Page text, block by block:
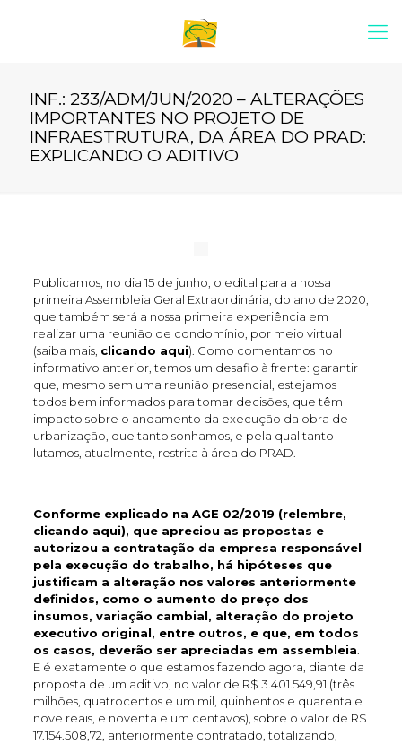
INF.: 233/ADM/JUN/2020 – ALTERAÇÕES
IMPORTANTES NO PROJETO DE
INFRAESTRUTURA, DA ÁREA DO PRAD:
EXPLICANDO O ADITIVO
Publicamos, no dia 15 de junho, o edital para a nossa
primeira Assembleia Geral Extraordinária, do ano de 2020,
que também será a nossa primeira experiência em
realizar uma reunião de condomínio, por meio virtual
(saiba mais, clicando aqui). Como comentamos no
informativo anterior, temos um desafio à frente: garantir
que, mesmo sem uma reunião presencial, estejamos
todos bem informados para tomar decisões, que têm
impacto sobre o andamento da execução da obra de
urbanização, que tanto sonhamos, e pela qual tanto
lutamos, atualmente, restrita à área do PRAD.
Conforme explicado na AGE 02/2019 (relembre,
clicando aqui), que apreciou as propostas e
autorizou a contratação da empresa responsável
pela execução do trabalho, há hipóteses que
justificam a alteração nos valores anteriormente
definidos, como o aumento do preço dos
insumos, variação cambial, alteração do projeto
executivo original, entre outros, e que, em todos
os casos, deverão ser apreciadas em assembleia
E é exatamente o que estamos fazendo agora, diante da
proposta de um aditivo, no valor de R$ 3.401.549,91 (três
milhões, quatrocentos e um mil, quinhentos e quarenta e
nove reais, e noventa e um centavos), sobre o valor de R$
17.154.508,72, anteriormente contratado, totalizando,